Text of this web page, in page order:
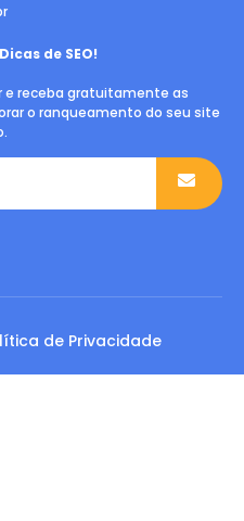
de SEO!
receba gratuitamente as
o ranqueamento do seu site
de Privacidade